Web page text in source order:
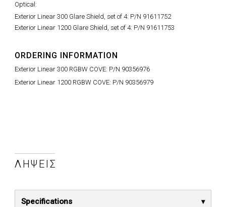
Optical:
Exterior Linear 300 Glare Shield, set of 4: P/N 91611752
Exterior Linear 1200 Glare Shield, set of 4: P/N 91611753
ORDERING INFORMATION
Exterior Linear 300 RGBW COVE: P/N 90356976
Exterior Linear 1200 RGBW COVE: P/N 90356979
ΛΉΨΕΙΣ
Specifications